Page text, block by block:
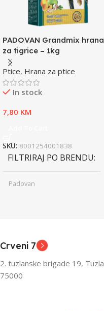
PADOVAN Grandmix hrana
za tigrice – 1kg
Ptice, Hrana za ptice
In stock
7,80 KM
SKU: 8001254001838
FILTRIRAJ PO BRENDU
Padovan
FILTRIRAJ PO TEŽINI
Crveni 7
2. tuzlanske brigade 19, Tuzla
75000